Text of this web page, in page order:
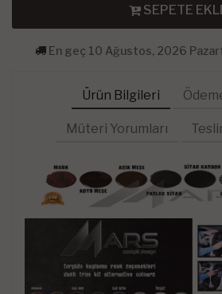
SEPETE
En geç 10 Ağustos, 2026
Ürün Bilgileri
Müteri Yorumları